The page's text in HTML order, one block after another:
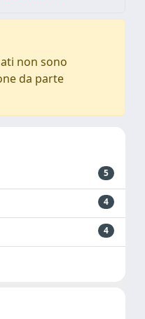
non sono
da parte
5
4
4